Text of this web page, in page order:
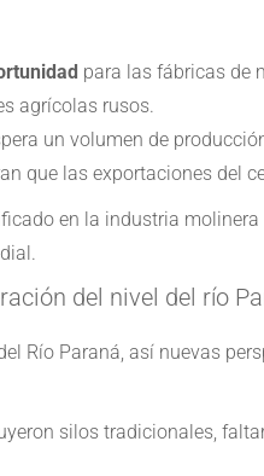
para las fábricas de
agrícolas rusos.
un volumen de
que las exportaciones del
en la industria
del nivel del río
Río Paraná, así nuevas
silos tradicionales,